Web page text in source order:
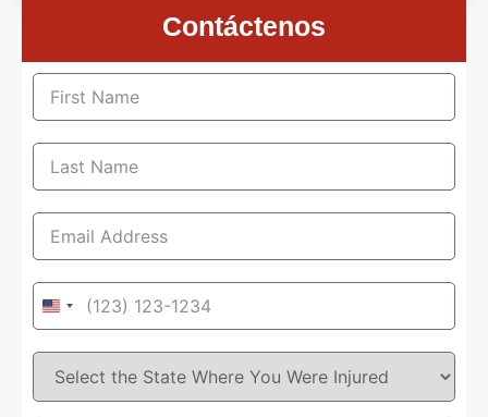
Contáctenos
United
+1